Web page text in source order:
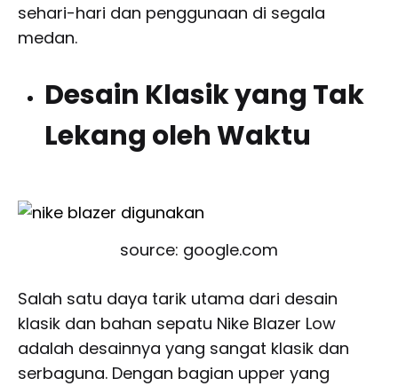
sehari-hari dan penggunaan di segala
medan.
Desain Klasik yang Tak
Lekang oleh Waktu
source: google.com
Salah satu daya tarik utama dari desain
klasik dan bahan sepatu Nike Blazer Low
adalah desainnya yang sangat klasik dan
serbaguna. Dengan bagian upper yang